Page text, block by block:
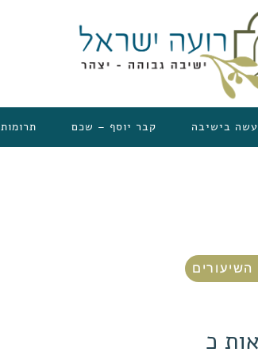
בישיבה קבר יוסף – שכם תרומות
כ